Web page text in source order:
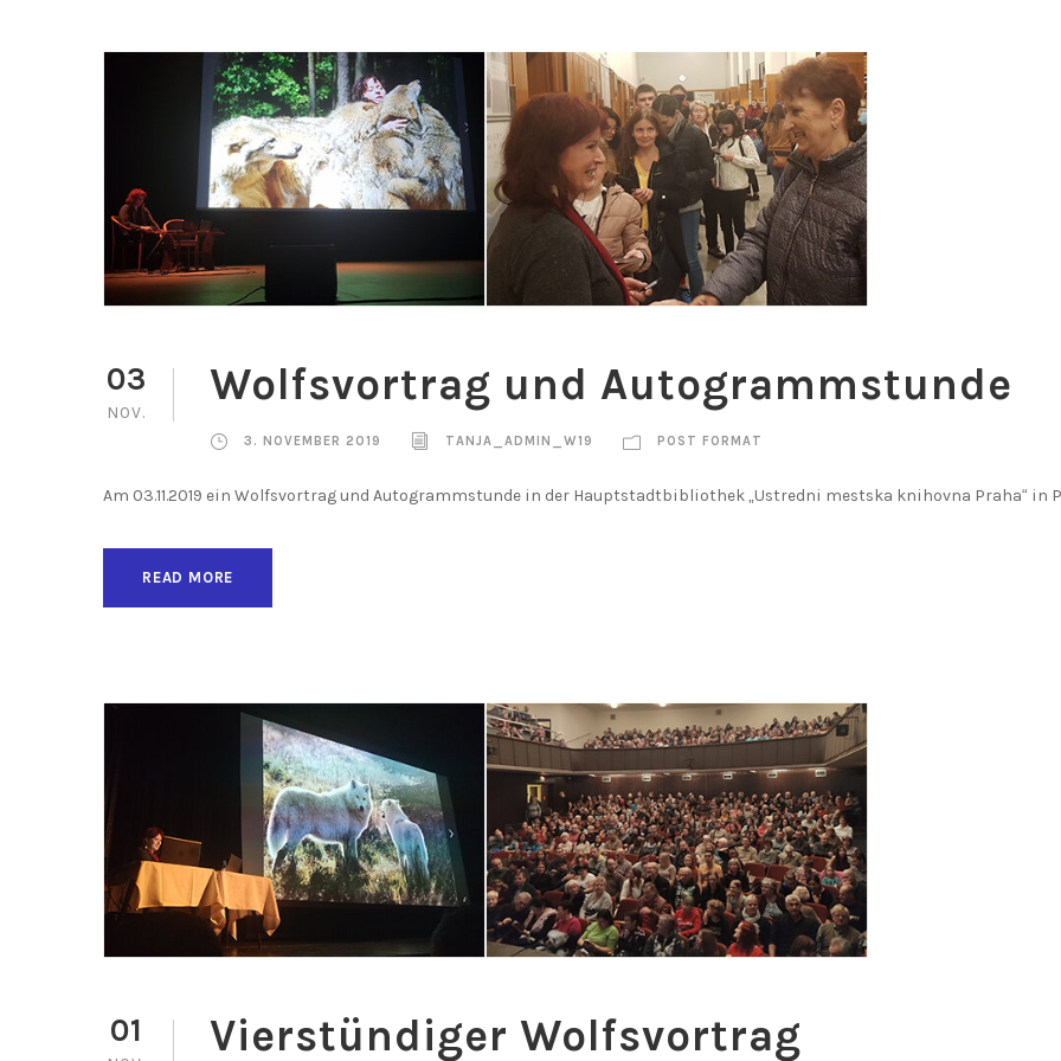
03
NOV.
Wolfsvortrag und Autogrammstunde
3. NOVEMBER 2019 TANJA_ADMIN_W19 POST FORMAT
Am 03.11.2019 ein Wolfsvortrag und Autogrammstunde in der Hauptstadtbibliothek „Ustredni mestska knihovna Praha“ in
READ MORE
01 Vierstündiger Wolfsvortrag